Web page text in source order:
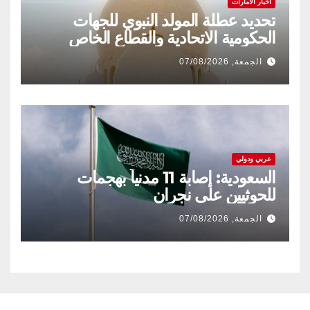
اخبار الامارات
تحديد عطلة المولد النبوي للجهات
الحكومية الاتحادية والقطاع الخاص
الجمعة, 07/08/2026
عربي ودولي
السعودية: إصابة 11 مدنياً بهجمات
للحوثيين على نجران
الجمعة, 07/08/2026